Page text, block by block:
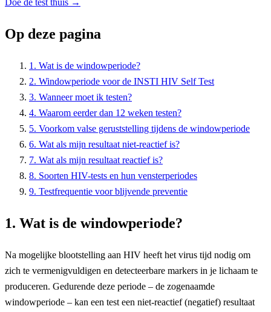
Doe de test thuis →
Op deze pagina
1. Wat is de windowperiode?
2. Windowperiode voor de INSTI HIV Self Test
3. Wanneer moet ik testen?
4. Waarom eerder dan 12 weken testen?
5. Voorkom valse geruststelling tijdens de windowperiode
6. Wat als mijn resultaat niet-reactief is?
7. Wat als mijn resultaat reactief is?
8. Soorten HIV-tests en hun vensterperiodes
9. Testfrequentie voor blijvende preventie
1. Wat is de windowperiode?
Na mogelijke blootstelling aan HIV heeft het virus tijd nodig om
zich te vermenigvuldigen en detecteerbare markers in je lichaam te
produceren. Gedurende deze periode – de zogenaamde
windowperiode – kan een test een niet-reactief (negatief) resultaat